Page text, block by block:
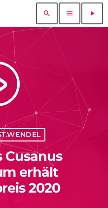
search menu play_arrow
Cusanus
erhält
2020